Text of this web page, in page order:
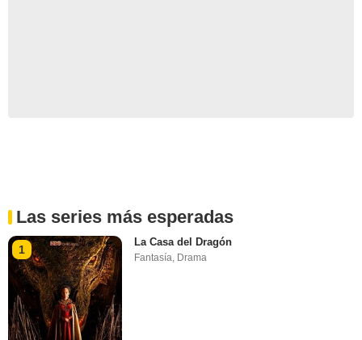
Las series más esperadas
1
La Casa del Dragón
Fantasía, Drama